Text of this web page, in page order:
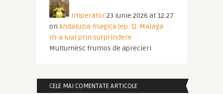
Imperator23 iunie 2026 at 12:27
on Andaluzia magica (ep. 1). Malaga
m-a luat prin surprindere
Multumesc frumos de aprecieri
CELE MAI COMENTATE ARTICOLE